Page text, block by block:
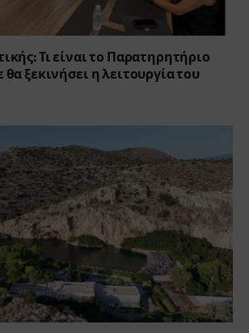
Τι είναι το Παρατηρητήριο
ξεκινήσει η λειτουργία του